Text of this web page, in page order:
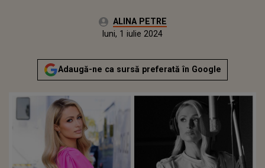
Autor:ALINA PETRE
Actualizat:
luni, 1 iulie 2024
Adaugă-ne ca sursă preferată în Google